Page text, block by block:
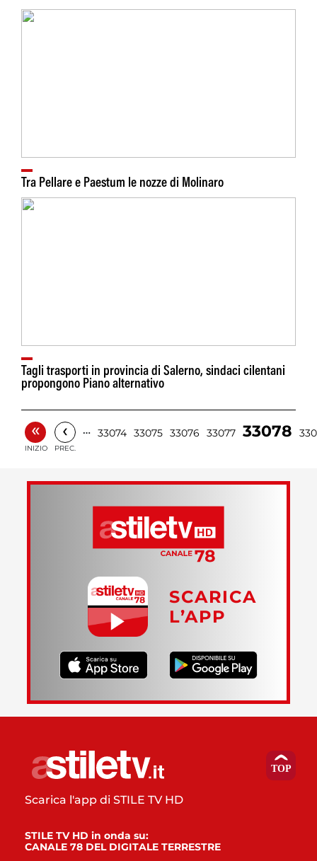
Tra Pellare e Paestum le nozze di Molinaro
Tagli trasporti in provincia di Salerno, sindaci cilentani
propongono Piano alternativo
«
INIZIO
‹
PREC.
… 33074 33075 33076 33077 33078
SCARICA
L’APP
Scarica l'app di STILE TV HD
STILE TV HD in onda su:
CANALE 78 DEL DIGITALE TERRESTRE